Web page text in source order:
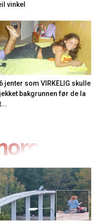
vinkel
jenter som VIRKELIG skulle
bakgrunnen før de la